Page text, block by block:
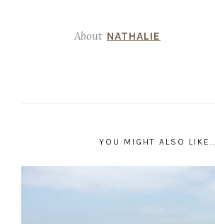
About NATHALIE
YOU MIGHT ALSO